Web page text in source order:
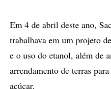
Em 4 de abril deste ano,
trabalhava em um projeto
e o uso do etanol, além de
arrendamento de terras
açúcar.